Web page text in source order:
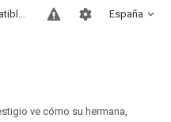
España
Sitios compatibles
ve cómo su hermana,